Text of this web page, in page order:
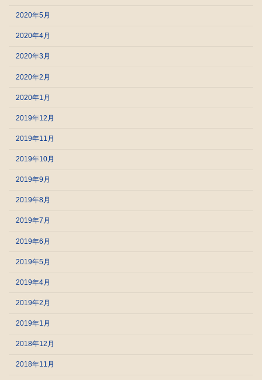
2020年5月
2020年4月
2020年3月
2020年2月
2020年1月
2019年12月
2019年11月
2019年10月
2019年9月
2019年8月
2019年7月
2019年6月
2019年5月
2019年4月
2019年2月
2019年1月
2018年12月
2018年11月